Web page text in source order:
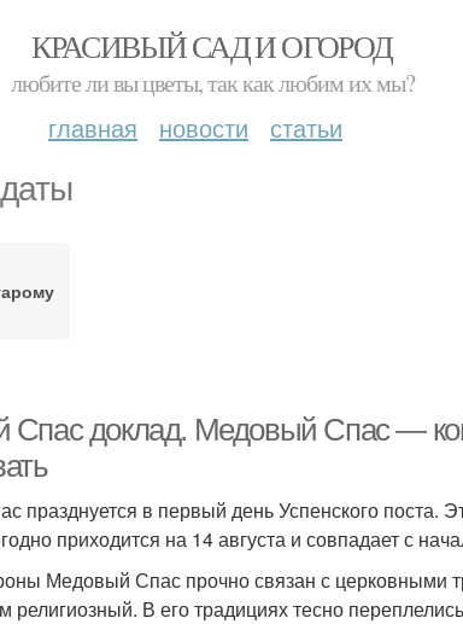
КРАСИВЫЙ САД И ОГОРОД
любите ли вы цветы, так как любим их мы?
главная новости статьи
доклад. Медовый Спас —
празднуется в первый день Успенского поста.
приходится на 14 августа и совпадает с
Медовый Спас прочно связан с церковными
религиозный. В его традициях тесно